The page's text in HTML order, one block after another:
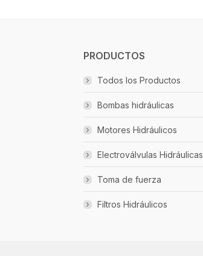
PRODUCTOS
Todos los Productos
Bombas hidráulicas
Motores Hidráulicos
Electroválvulas Hidráulicas
Toma de fuerza
Filtros Hidráulicos